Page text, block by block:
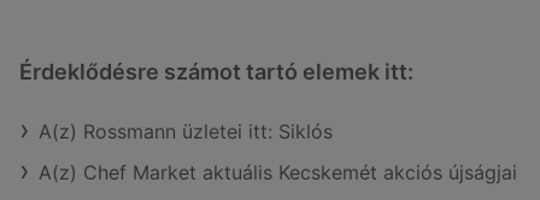
Érdeklődésre számot tartó elemek itt:
A(z) Rossmann üzletei itt: Siklós
A(z) Chef Market aktuális Kecskemét akciós újságjai